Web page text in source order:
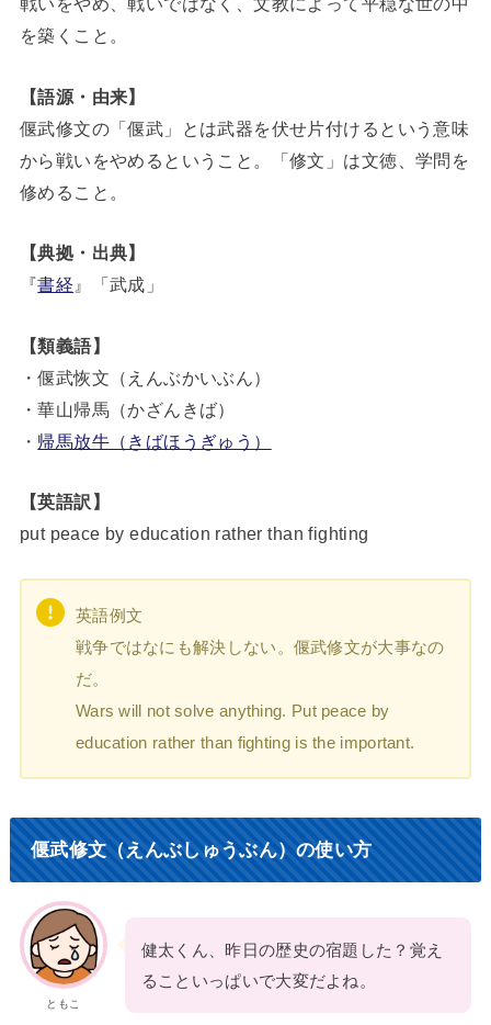
を築くこと。
【語源・由来】
偃武修文の「偃武」とは武器を伏せ片付けるという意味
から戦いをやめるということ。「修文」は文徳、学問を
修めること。
【典拠・出典】
『書経 』「武成」
【類義語】
・偃武恢文（えんぶかいぶん）
・華山帰馬（かざんきば）
・ 帰馬放牛（きばほうぎゅう）
【英語訳】
put peace by education rather than fighting
英語例文
戦争ではなにも解決しない。偃武修文が大事なの
だ。
Wars will not solve anything. Put peace by
education rather than fighting is the important.
偃武修文（えんぶしゅうぶん）の使い方
ともこ
健太くん、昨日の歴史の宿題した？覚え
ることいっぱいで大変だよね。